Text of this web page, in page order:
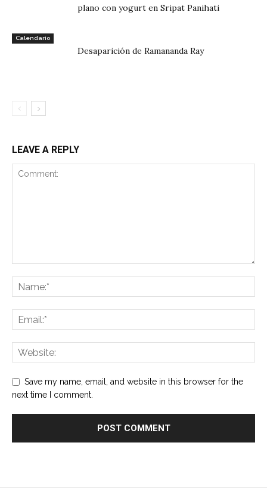
plano con yogurt en Sripat Panihati
Calendario
Desaparición de Ramananda Ray
LEAVE A REPLY
Save my name, email, and website in this browser for the
next time I comment.